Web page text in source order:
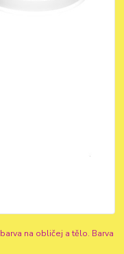
na obličej a tělo. Barva